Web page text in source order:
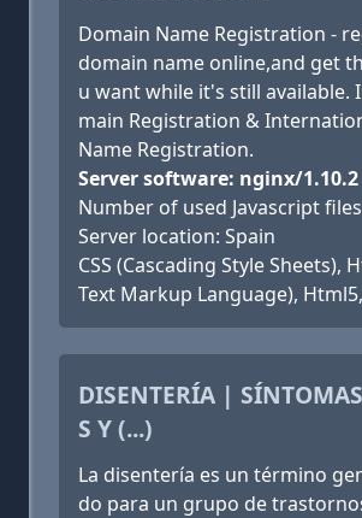
Domain Name Registration -
domain name online,and get
u want while it's still available.
main Registration &
Name Registration.
Server software: nginx/1.10.2
Number of used Javascript
Server location: Spain
CSS (Cascading Style Sheets),
Text Markup Language),
DISENTERÍA |
S Y (...)
La disentería es un término
do para un grupo de